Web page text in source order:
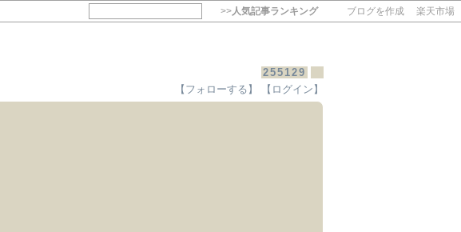
>>人気記事ランキング ブログを作成 楽天市場
255129
【フォローする】
【ログイン】